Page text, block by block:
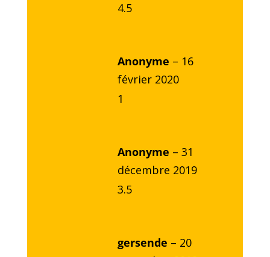
4.5
Anonyme – 16
février 2020
1
Anonyme – 31
décembre 2019
3.5
gersende – 20